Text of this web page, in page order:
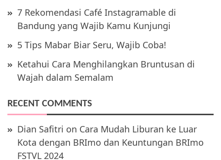
7 Rekomendasi Café Instagramable di
Bandung yang Wajib Kamu Kunjungi
5 Tips Mabar Biar Seru, Wajib Coba!
Ketahui Cara Menghilangkan Bruntusan di
Wajah dalam Semalam
RECENT COMMENTS
Dian Safitri on Cara Mudah Liburan ke Luar
Kota dengan BRImo dan Keuntungan BRImo
FSTVL 2024